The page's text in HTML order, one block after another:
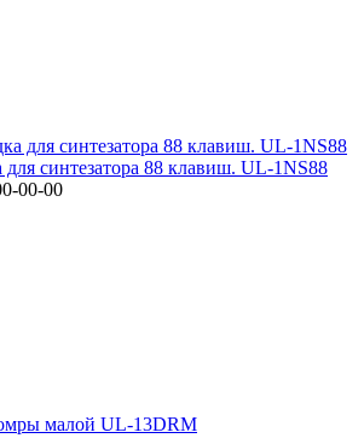
для синтезатора 88 клавиш. UL-1NS88
00-00